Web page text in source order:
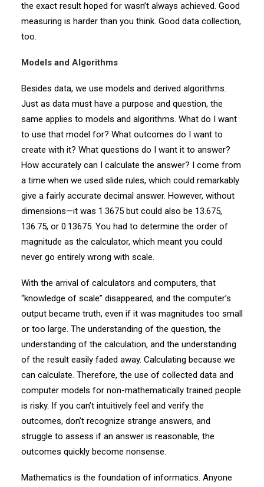
the exact result hoped for wasn’t always achieved. Good
measuring is harder than you think. Good data collection,
too.
Models and Algorithms
Besides data, we use models and derived algorithms.
Just as data must have a purpose and question, the
same applies to models and algorithms. What do I want
to use that model for? What outcomes do I want to
create with it? What questions do I want it to answer?
How accurately can I calculate the answer? I come from
a time when we used slide rules, which could remarkably
give a fairly accurate decimal answer. However, without
dimensions—it was 1.3675 but could also be 13.675,
136.75, or 0.13675. You had to determine the order of
magnitude as the calculator, which meant you could
never go entirely wrong with scale.
With the arrival of calculators and computers, that
“knowledge of scale” disappeared, and the computer’s
output became truth, even if it was magnitudes too small
or too large. The understanding of the question, the
understanding of the calculation, and the understanding
of the result easily faded away. Calculating because we
can calculate. Therefore, the use of collected data and
computer models for non-mathematically trained people
is risky. If you can’t intuitively feel and verify the
outcomes, don’t recognize strange answers, and
struggle to assess if an answer is reasonable, the
outcomes quickly become nonsense.
Mathematics is the foundation of informatics. Anyone